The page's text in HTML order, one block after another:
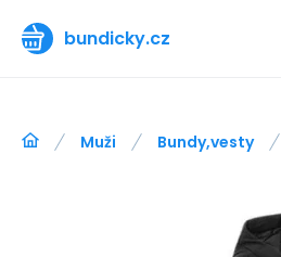
bundicky.cz
Muži Bundy,vesty